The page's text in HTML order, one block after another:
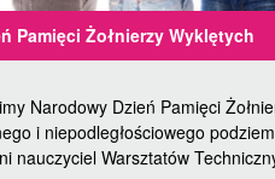
Pamięci Żołnierzy Wyklętych
Narodowy Dzień Pamięci
i niepodległościowego
nauczyciel Warsztatów